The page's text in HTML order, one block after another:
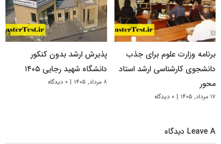
برنامه وزارت علوم برای جذب
دانشجوی کارشناسی ارشد استاد
محور
۱۷ مرداد, ۱۴۰۵ | ۰ دیدگاه
پذیرش ارشد بدون کنکور
دانشگاه شهید رجایی ۱۴۰۵
۸ مرداد, ۱۴۰۵ | ۰ دیدگاه
Leave A دیدگاه